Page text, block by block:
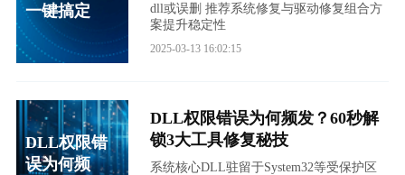
一键搞定
dll或误删 推荐系统修复与驱动修复组合方
案提升稳定性
2025-03-13 16:02:15
DLL权限错
误为何频
DLL权限错误为何频发？60秒解
锁3大工具修复秘技
系统核心DLL驻留于System32等受保护区